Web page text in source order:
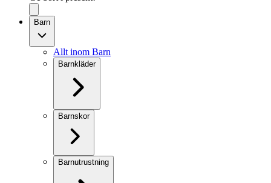
Barn
Allt inom Barn
Barnkläder
Barnskor
Barnutrustning